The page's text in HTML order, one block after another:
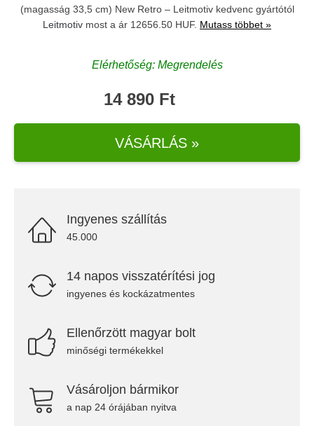
(magasság 33,5 cm) New Retro – Leitmotiv kedvenc gyártótól
Leitmotiv most a ár 12656.50 HUF. Mutass többet »
Elérhetőség: Megrendelés
14 890 Ft
VÁSÁRLÁS »
Ingyenes szállítás
45.000
14 napos visszatérítési jog
ingyenes és kockázatmentes
Ellenőrzött magyar bolt
minőségi termékekkel
Vásároljon bármikor
a nap 24 órájában nyitva